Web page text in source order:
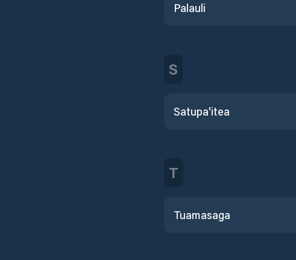
Palauli
S
Satupa'itea
T
Tuamasaga